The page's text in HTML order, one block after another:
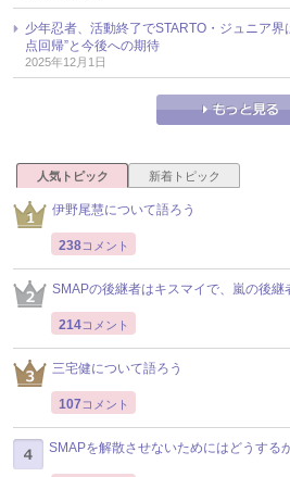
少年忍者、活動終了でSTARTO・ジュニア
点回帰”と今後への期待
2025年12月1日
人気トピック 新着トピック
伊野尾慧について語ろう
238コメント
SMAPの後継者はキスマイで、嵐の後継
214コメント
三宅健について語ろう
107 コメント
SMAPを解散させないためにはどうする